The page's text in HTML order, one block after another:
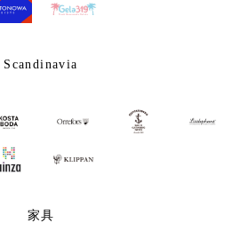
Scandinavia
家具